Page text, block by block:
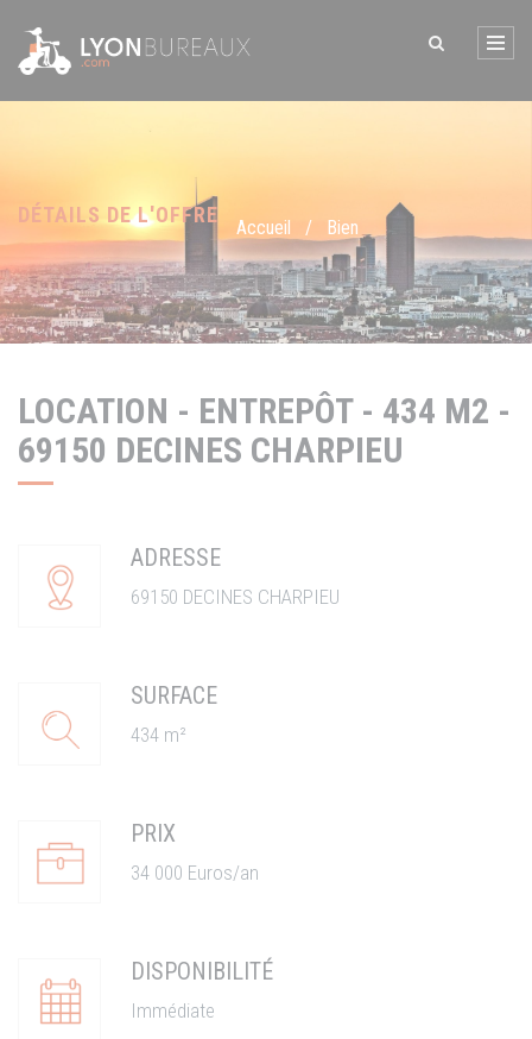
DÉTAILS DE L'OFFRE
Accueil / Bien
LOCATION - ENTREPÔT - 434 M2 -
69150 DECINES CHARPIEU
ADRESSE
69150 DECINES CHARPIEU
SURFACE
434 m²
PRIX
34 000 Euros/an
DISPONIBILITÉ
Immédiate